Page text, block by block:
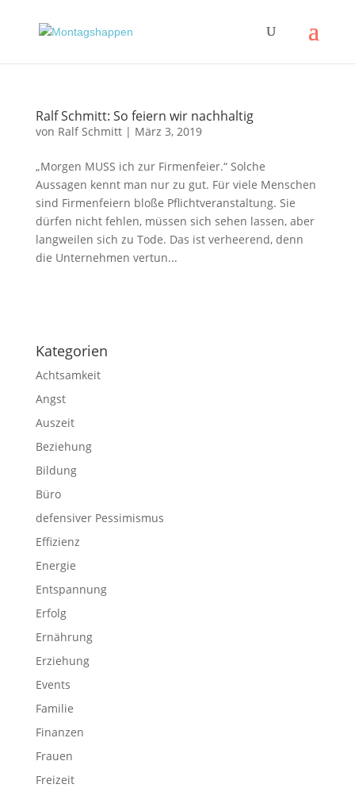
Ralf Schmitt: So feiern wir nachhaltig
von Ralf Schmitt| März 3, 2019
„Morgen MUSS ich zur Firmenfeier.“ Solche
Aussagen kennt man nur zu gut. Für viele Menschen
sind Firmenfeiern bloße Pflichtveranstaltung. Sie
dürfen nicht fehlen, müssen sich sehen lassen, aber
langweilen sich zu Tode. Das ist verheerend, denn
die Unternehmen vertun...
Kategorien
Achtsamkeit
Angst
Auszeit
Beziehung
Bildung
Büro
defensiver Pessimismus
Effizienz
Energie
Entspannung
Erfolg
Ernährung
Erziehung
Events
Familie
Finanzen
Frauen
Freizeit